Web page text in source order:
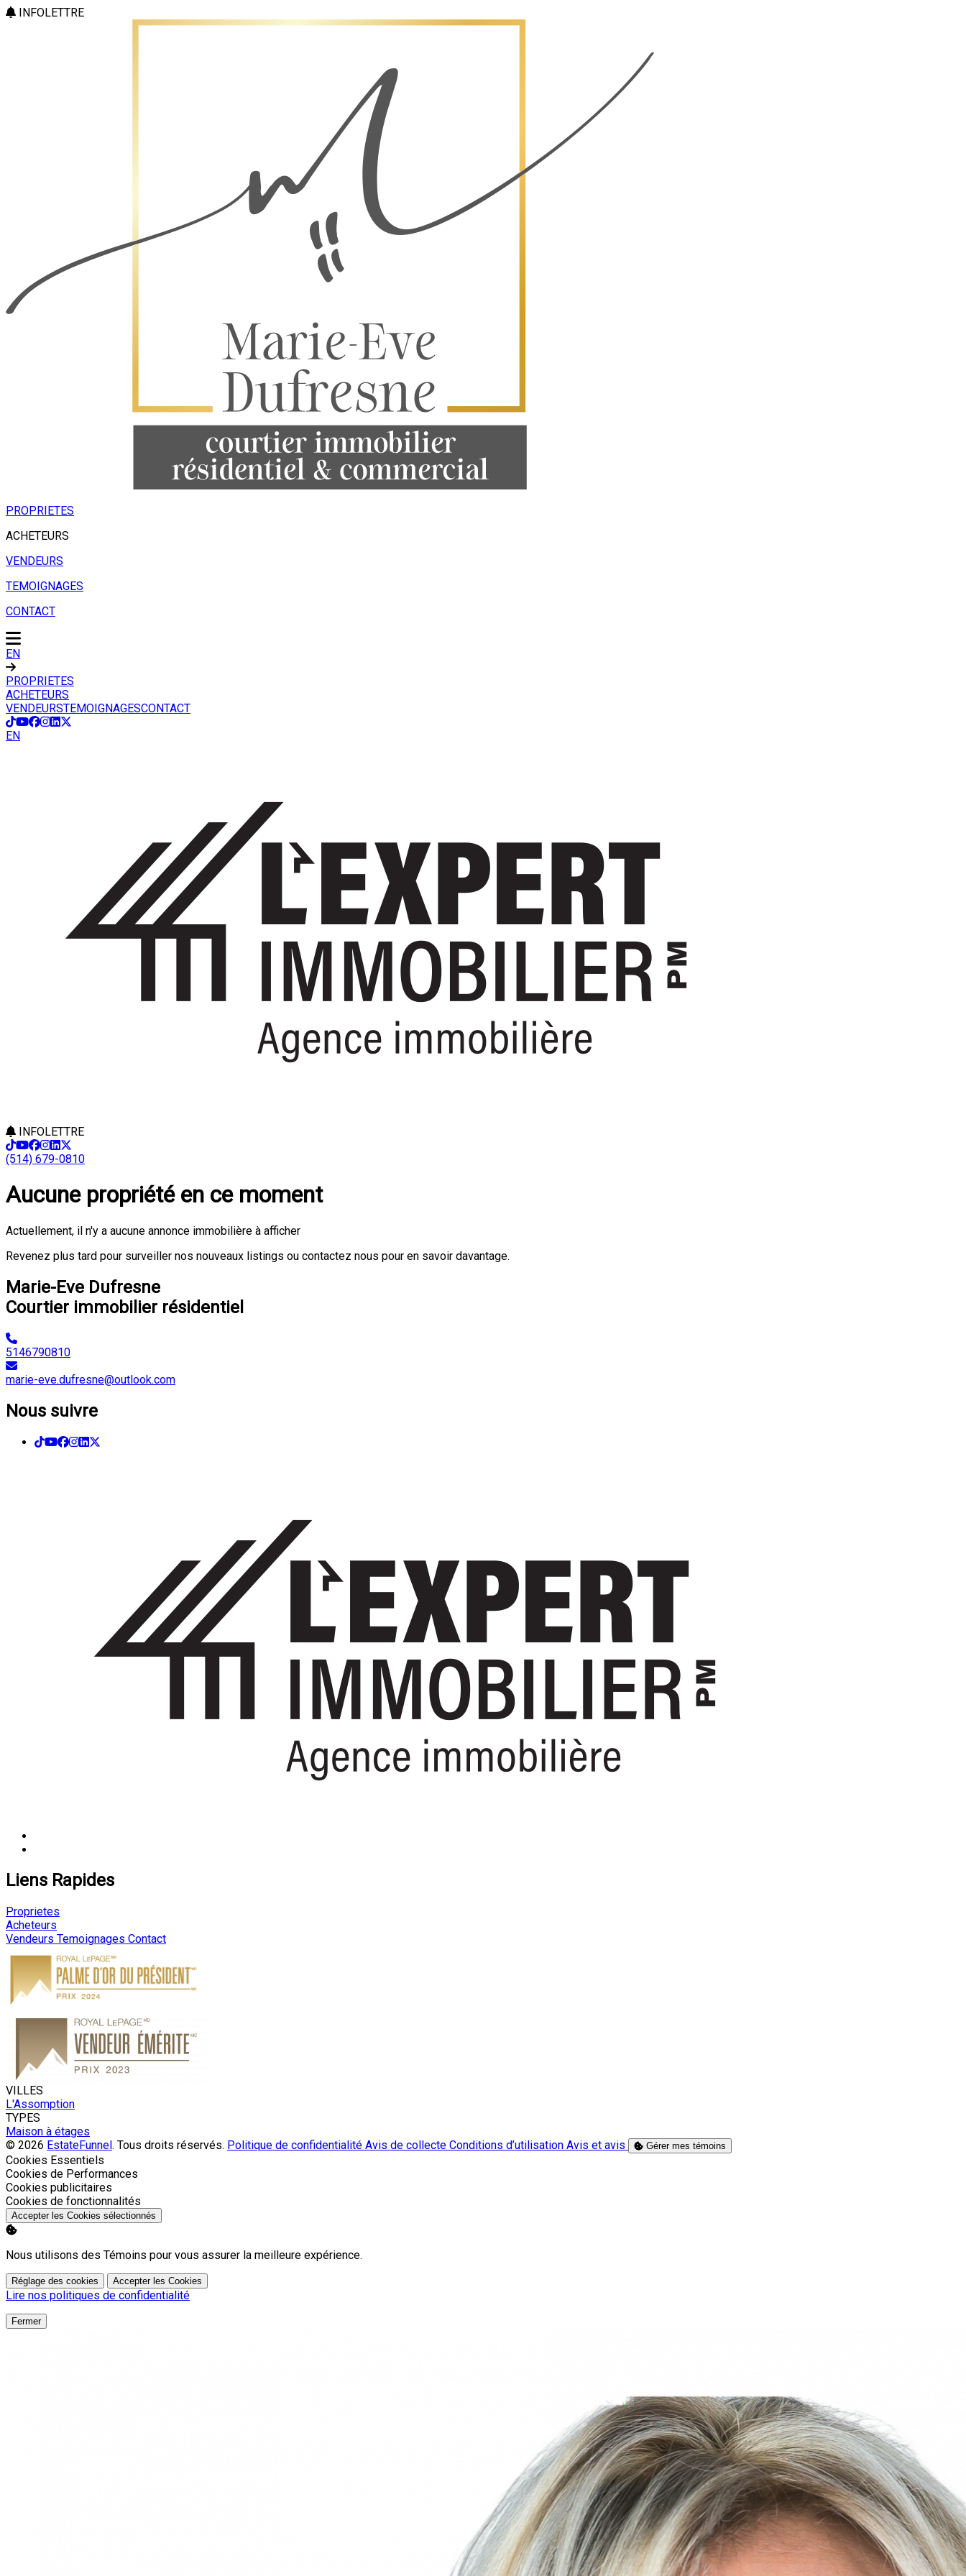
INFOLETTRE
PROPRIETES
ACHETEURS
VENDEURS
TEMOIGNAGES
CONTACT
EN
PROPRIETES
ACHETEURS
VENDEURSTEMOIGNAGESCONTACT
EN
INFOLETTRE
(514) 679-0810
Aucune propriété en ce moment
Actuellement, il n'y a aucune annonce immobilière à afficher
Revenez plus tard pour surveiller nos nouveaux listings ou contactez nous pour en savoir davantage.
Marie-Eve Dufresne
Courtier immobilier résidentiel
5146790810
marie-eve.dufresne@outlook.com
Nous suivre
Liens Rapides
Proprietes
Acheteurs
Vendeurs Temoignages Contact
VILLES
L'Assomption
TYPES
Maison à étages
© 2026 EstateFunnel . Tous droits réservés. Politique de confidentialité Avis de collecte Conditions d’utilisation Avis et avis Gérer mes témoins
Activer
Cookies Essentiels
Activer
Cookies de Performances
Activer
Cookies publicitaires
Activer
Cookies de fonctionnalités
Accepter les Cookies sélectionnés
Nous utilisons des Témoins pour vous assurer la meilleure expérience.
Réglage des cookies Accepter les Cookies
Lire nos politiques de confidentialité
Fermer